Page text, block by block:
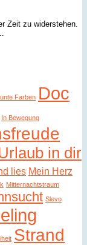
Zeit zu widerstehen.
Farben Doc
In Bewegung
in dir
lies Mein Herz
Mitternachtstraum
Slevo
Strand